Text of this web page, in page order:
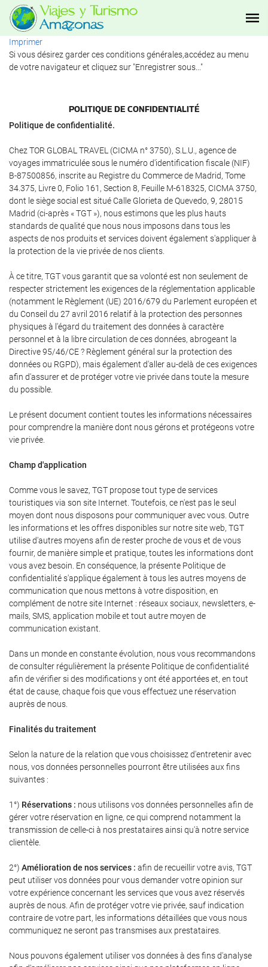
Imprimer
Si vous désirez garder ces conditions générales,accédez au menu
de votre navigateur et cliquez sur "Enregistrer sous..."
POLITIQUE DE CONFIDENTIALITÉ
Politique de confidentialité.
Chez TOR GLOBAL TRAVEL (CICMA n° 3750), S.L.U., agence de
voyages immatriculée sous le numéro d'identification fiscale (NIF)
B-87500856, inscrite au Registre du Commerce de Madrid, Tome
34.375, Livre 0, Folio 161, Section 8, Feuille M-618325, CICMA 3750,
dont le siège social est situé Calle Glorieta de Quevedo, 9, 28015
Madrid (ci-après « TGT »), nous estimons que les plus hauts
standards de qualité que nous nous imposons dans tous les
aspects de nos produits et services doivent également s'appliquer à
la protection de la vie privée de nos clients.
À ce titre, TGT vous garantit que sa volonté est non seulement de
respecter strictement les exigences de la réglementation applicable
(notamment le Règlement (UE) 2016/679 du Parlement européen et
du Conseil du 27 avril 2016 relatif à la protection des personnes
physiques à l'égard du traitement des données à caractère
personnel et à la libre circulation de ces données, abrogeant la
Directive 95/46/CE ? Règlement général sur la protection des
données ou RGPD), mais également d'aller au-delà de ces exigences
afin d'assurer et de protéger votre vie privée dans toute la mesure
du possible.
Le présent document contient toutes les informations nécessaires
pour comprendre la manière dont nous gérons et protégeons votre
vie privée.
Champ d'application
Comme vous le savez, TGT propose tout type de services
touristiques via son site Internet. Toutefois, ce n'est pas le seul
moyen dont nous disposons pour communiquer avec vous. Outre
les informations et les offres disponibles sur notre site web, TGT
utilise d'autres moyens afin de rester proche de vous et de vous
fournir, de manière simple et pratique, toutes les informations dont
vous avez besoin. En conséquence, la présente Politique de
confidentialité s'applique également à tous les autres moyens de
communication que nous mettons à votre disposition, en
complément de notre site Internet : réseaux sociaux, newsletters, e-
mails, SMS, application mobile et tout autre moyen de
communication existant.
Dans un monde en constante évolution, nous vous recommandons
de consulter régulièrement la présente Politique de confidentialité
afin de vérifier si des modifications y ont été apportées et, en tout
état de cause, chaque fois que vous effectuez une réservation
auprès de nous.
Finalités du traitement
Selon la nature de la relation que vous choisissez d'entretenir avec
nous, vos données personnelles pourront être utilisées aux fins
suivantes :
1°) Réservations : nous utilisons vos données personnelles afin de
gérer votre réservation en ligne, ce qui comprend notamment la
transmission de celle-ci à nos prestataires ainsi qu'à notre service
clientèle.
2°) Amélioration de nos services : afin de recueillir votre avis, TGT
peut utiliser vos données pour vous demander votre opinion sur
votre expérience concernant les services que vous avez réservés
auprès de nous. Afin de protéger votre vie privée, sauf indication
contraire de votre part, les informations détaillées que vous nous
communiquez ne seront pas transmises aux prestataires.
Nous pouvons également utiliser vos données à des fins d'analyse